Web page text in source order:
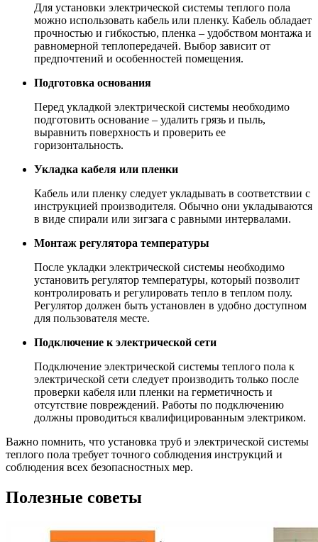
Для установки электрической системы теплого пола
можно использовать кабель или пленку. Кабель обладает
прочностью и гибкостью, пленка – удобством монтажа и
равномерной теплопередачей. Выбор зависит от
предпочтений и особенностей помещения.
Подготовка основания
Перед укладкой электрической системы необходимо
подготовить основание – удалить грязь и пыль,
выравнить поверхность и проверить ее
горизонтальность.
Укладка кабеля или пленки
Кабель или пленку следует укладывать в соответствии с
инструкцией производителя. Обычно они укладываются
в виде спирали или зигзага с равными интервалами.
Монтаж регулятора температуры
После укладки электрической системы необходимо
установить регулятор температуры, который позволит
контролировать и регулировать тепло в теплом полу.
Регулятор должен быть установлен в удобно доступном
для пользователя месте.
Подключение к электрической сети
Подключение электрической системы теплого пола к
электрической сети следует производить только после
проверки кабеля или пленки на герметичность и
отсутствие повреждений. Работы по подключению
должны проводиться квалифицированным электриком.
Важно помнить, что установка труб и электрической системы
теплого пола требует точного соблюдения инструкций и
соблюдения всех безопасностных мер.
Полезные советы